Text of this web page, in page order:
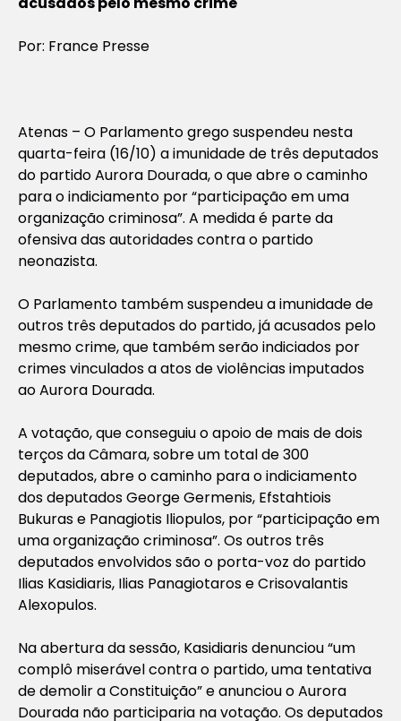
Por: France Presse
Atenas – O Parlamento grego suspendeu nesta
quarta-feira (16/10) a imunidade de três deputados
do partido Aurora Dourada, o que abre o caminho
para o indiciamento por “participação em uma
organização criminosa”. A medida é parte da
ofensiva das autoridades contra o partido
neonazista.
O Parlamento também suspendeu a imunidade de
outros três deputados do partido, já acusados pelo
mesmo crime, que também serão indiciados por
crimes vinculados a atos de violências imputados
ao Aurora Dourada.
A votação, que conseguiu o apoio de mais de dois
terços da Câmara, sobre um total de 300
deputados, abre o caminho para o indiciamento
dos deputados George Germenis, Efstahtiois
Bukuras e Panagiotis Iliopulos, por “participação em
uma organização criminosa”. Os outros três
deputados envolvidos são o porta-voz do partido
Ilias Kasidiaris, Ilias Panagiotaros e Crisovalantis
Alexopulos.
Na abertura da sessão, Kasidiaris denunciou “um
complô miserável contra o partido, uma tentativa
de demolir a Constituição” e anunciou o Aurora
Dourada não participaria na votação. Os deputados